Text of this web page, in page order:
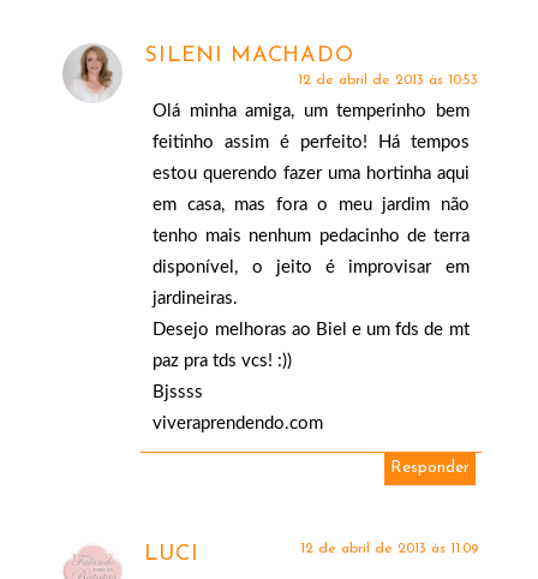
SILENI MACHADO
12 de abril de 2013 às 10:53
Olá minha amiga, um temperinho bem
feitinho assim é perfeito! Há tempos
estou querendo fazer uma hortinha aqui
em casa, mas fora o meu jardim não
tenho mais nenhum pedacinho de terra
disponível, o jeito é improvisar em
jardineiras.
Desejo melhoras ao Biel e um fds de mt
paz pra tds vcs! :))
Bjssss
viveraprendendo.com
Responder
LUCI 12 de abril de 2013 às 11:09